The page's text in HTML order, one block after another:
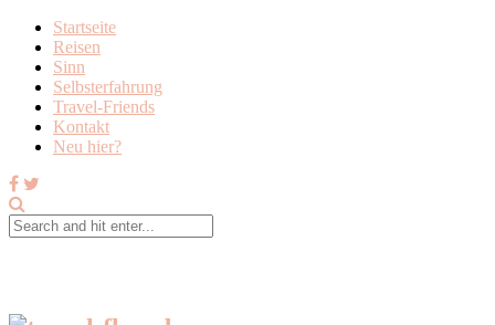
Startseite
Reisen
Sinn
Selbsterfahrung
Travel-Friends
Kontakt
Neu hier?